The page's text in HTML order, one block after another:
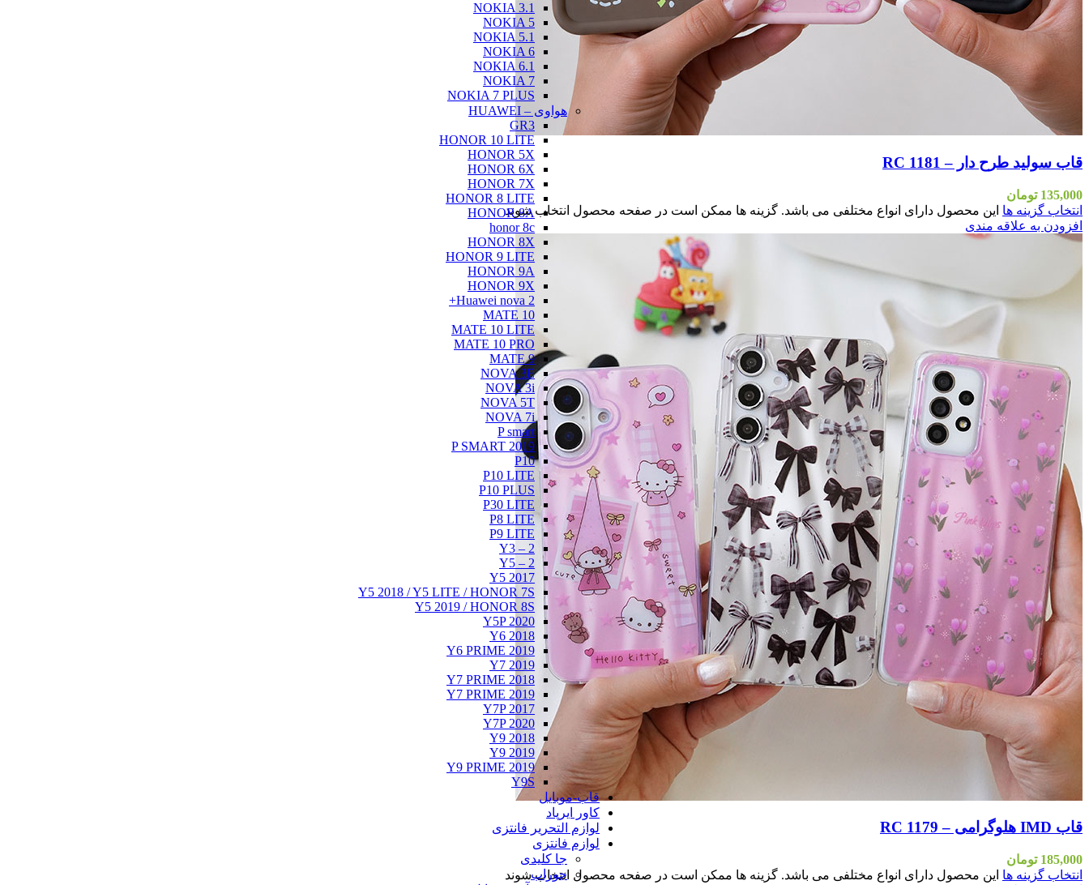
NOKIA 3.1
NOKIA 5
NOKIA 5.1
NOKIA 6
NOKIA 6.1
NOKIA 7
NOKIA 7 PLUS
هواوی – HUAWEI
GR3
HONOR 10 LITE
HONOR 5X
HONOR 6X
HONOR 7X
HONOR 8 LITE
HONOR 8A
honor 8c
HONOR 8X
HONOR 9 LITE
HONOR 9A
HONOR 9X
Huawei nova 2+
MATE 10
MATE 10 LITE
MATE 10 PRO
MATE 9
NOVA 3E
NOVA 3i
NOVA 5T
NOVA 7i
P smart
P SMART 2019
P10
P10 LITE
P10 PLUS
P30 LITE
P8 LITE
P9 LITE
Y3 – 2
Y5 – 2
Y5 2017
Y5 2018 / Y5 LITE / HONOR 7S
Y5 2019 / HONOR 8S
Y5P 2020
Y6 2018
Y6 PRIME 2019
Y7 2019
Y7 PRIME 2018
Y7 PRIME 2019
Y7P 2017
Y7P 2020
Y9 2018
Y9 2019
Y9 PRIME 2019
Y9S
قاب-موبایل
کاور ایرپاد
لوازم التحریر فانتزی
لوازم فانتزی
جا کلیدی
جوراب
قاب سولید طرح دار – RC 1181
135,000 تومان
انتخاب گزینه ها این محصول دارای انواع مختلفی می باشد. گزینه ها ممکن است در صفحه محصول انتخاب شوند
افزودن به علاقه مندی
قاب IMD هلوگرامی – RC 1179
185,000 تومان
انتخاب گزینه ها این محصول دارای انواع مختلفی می باشد. گزینه ها ممکن است در صفحه محصول انتخاب شوند